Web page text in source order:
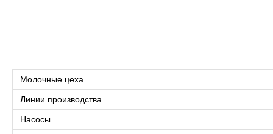
Молочные цеха
Линии производства
Насосы